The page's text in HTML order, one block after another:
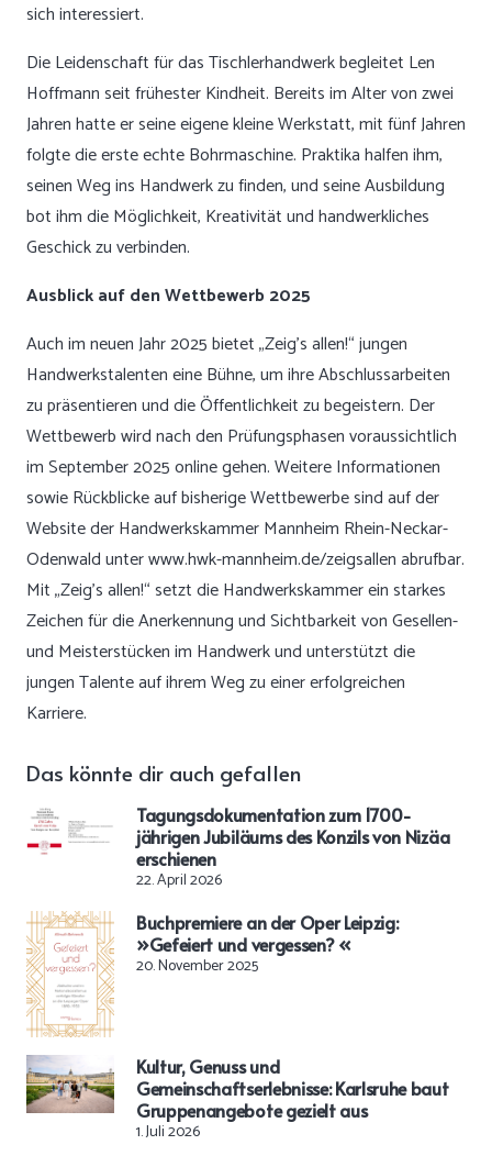
sich interessiert.
Die Leidenschaft für das Tischlerhandwerk begleitet Len
Hoffmann seit frühester Kindheit. Bereits im Alter von zwei
Jahren hatte er seine eigene kleine Werkstatt, mit fünf Jahren
folgte die erste echte Bohrmaschine. Praktika halfen ihm,
seinen Weg ins Handwerk zu finden, und seine Ausbildung
bot ihm die Möglichkeit, Kreativität und handwerkliches
Geschick zu verbinden.
Ausblick auf den Wettbewerb 2025
Auch im neuen Jahr 2025 bietet „Zeig’s allen!“ jungen
Handwerkstalenten eine Bühne, um ihre Abschlussarbeiten
zu präsentieren und die Öffentlichkeit zu begeistern. Der
Wettbewerb wird nach den Prüfungsphasen voraussichtlich
im September 2025 online gehen. Weitere Informationen
sowie Rückblicke auf bisherige Wettbewerbe sind auf der
Website der Handwerkskammer Mannheim Rhein-Neckar-
Odenwald unterwww.hwk-mannheim.de/zeigsallenabrufbar.
Mit „Zeig’s allen!“ setzt die Handwerkskammer ein starkes
Zeichen für die Anerkennung und Sichtbarkeit von Gesellen-
und Meisterstücken im Handwerk und unterstützt die
jungen Talente auf ihrem Weg zu einer erfolgreichen
Karriere.
Das könnte dir auch gefallen
Tagungsdokumentation zum 1700-
jährigen Jubiläums des Konzils von Nizäa
erschienen
22. April 2026
Buchpremiere an der Oper Leipzig:
»Gefeiert und vergessen? «
20. November 2025
Kultur, Genuss und
Gemeinschaftserlebnisse: Karlsruhe baut
Gruppenangebote gezielt aus
1. Juli 2026